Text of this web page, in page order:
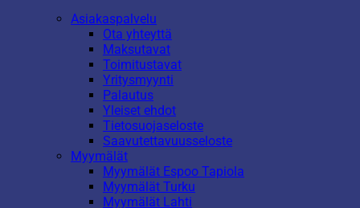
Asiakaspalvelu
Ota yhteyttä
Maksutavat
Toimitustavat
Yritysmyynti
Palautus
Yleiset ehdot
Tietosuojaseloste
Saavutettavuusseloste
Myymälät
Myymälät Espoo Tapiola
Myymälät Turku
Myymälät Lahti